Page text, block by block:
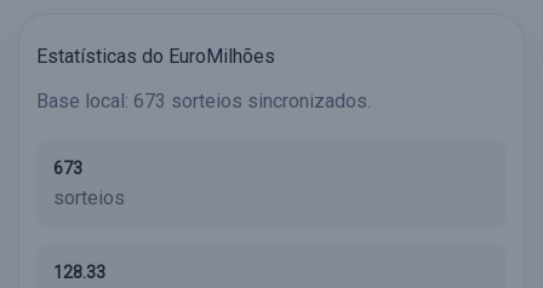
Estatísticas do EuroMilhões
Base local: 673 sorteios sincronizados.
673
sorteios
128.33